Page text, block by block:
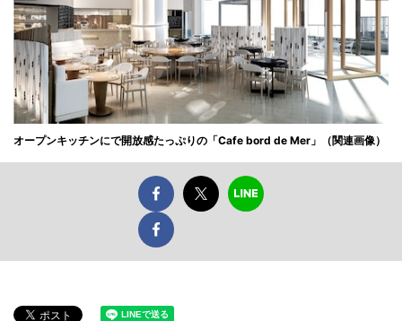
オープンキッチンにで開放感たっぷりの「Cafe bord de Mer」（関連画像）